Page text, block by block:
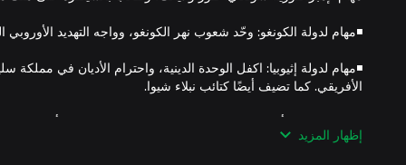
◾مهام لدولة إثيوبيا: اكفل الوحدة الدينية، واحترام الأديان في مملكة
إظهار المزيد